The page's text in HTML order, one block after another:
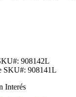
908142L
SKU#: 908141L
Interés